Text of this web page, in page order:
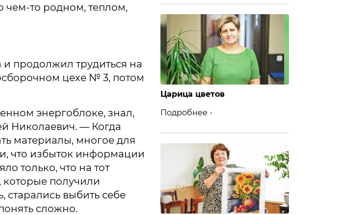
чем-то родном, теплом,
и продолжил трудиться на
цехе № 3, потом
энергоблоке, знал,
Николаевич. — Когда
материалы, многое для
что избыток информации
только, что на тот
получили
выбить себе
сложно.
Царица цветов
Подробнее